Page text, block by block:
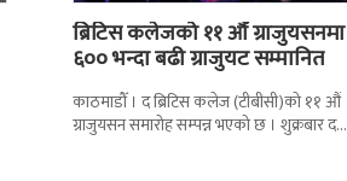
ब्रिटिस कलेजको ११ औँ ग्राजुयसनमा
६०० भन्दा बढी ग्राजुयट सम्मानित
काठमाडौँ । द ब्रिटिस कलेज (टीबीसी)को ११ औं
ग्राजुयसन समारोह सम्पन्न भएको छ । शुक्रबार द